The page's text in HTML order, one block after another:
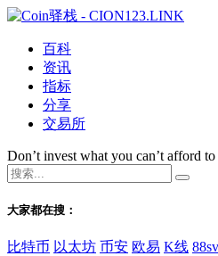
百科
资讯
指标
分享
交易所
Don’t invest what you can’t afford to
大家都在搜：
比特币 以太坊 币安 欧易 K线